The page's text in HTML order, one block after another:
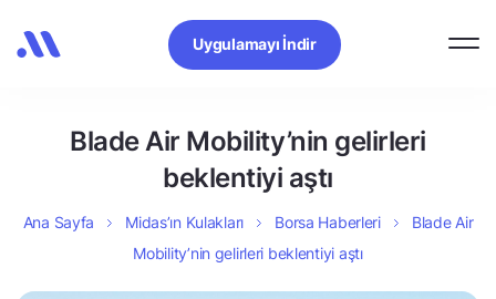
Uygulamayı İndir
Blade Air Mobility’nin gelirleri
beklentiyi aştı
Ana Sayfa Midas’ın Kulakları Borsa Haberleri
Blade Air
Mobility’nin gelirleri beklentiyi aştı